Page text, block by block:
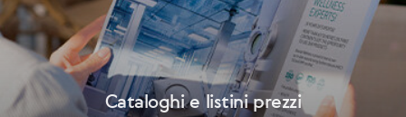
Cataloghi e listini prezzi